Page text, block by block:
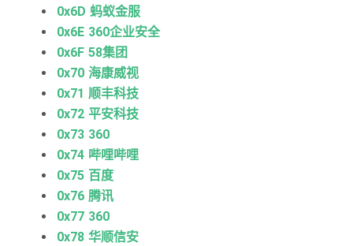
0x6D 蚂蚁金服
0x6E 360企业安全
0x6F 58集团
0x70 海康威视
0x71 顺丰科技
0x72 平安科技
0x73 360
0x74 哔哩哔哩
0x75 百度
0x76 腾讯
0x77 360
0x78 华顺信安